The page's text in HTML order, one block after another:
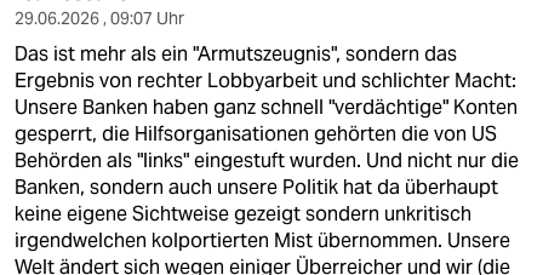
29.06.2026 , 09:07 Uhr
Das ist mehr als ein "Armutszeugnis", sondern das
Ergebnis von rechter Lobbyarbeit und schlichter Macht:
Unsere Banken haben ganz schnell "verdächtige" Konten
gesperrt, die Hilfsorganisationen gehörten die von US
Behörden als "links" eingestuft wurden. Und nicht nur die
Banken, sondern auch unsere Politik hat da überhaupt
keine eigene Sichtweise gezeigt sondern unkritisch
irgendwelchen kolportierten Mist übernommen. Unsere
Welt ändert sich wegen einiger Überreicher und wir (die